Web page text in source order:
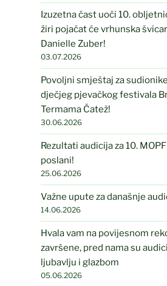
Izuzetna čast uoči 10.
žiri pojačat će vrhunska
Danielle Zuber!
03.07.2026
Povoljni smještaj za
dječjeg pjevačkog festivala
Termama Čatež!
30.06.2026
Rezultati audicija za 10.
poslani!
25.06.2026
Važne upute za današnje
14.06.2026
Hvala vam na povijesnom
završene, pred nama su
ljubavlju i glazbom
05.06.2026